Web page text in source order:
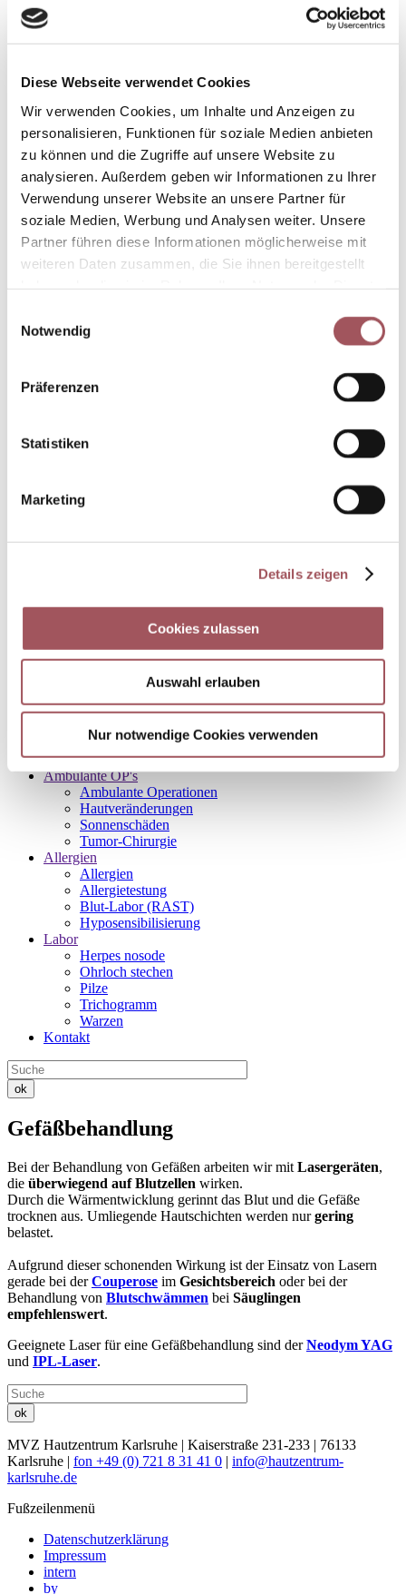
Diese Webseite verwendet Cookies
Wir verwenden Cookies, um Inhalte und Anzeigen zu
personalisieren, Funktionen für soziale Medien anbieten
zu können und die Zugriffe auf unsere Website zu
analysieren. Außerdem geben wir Informationen zu Ihrer
Verwendung unserer Website an unsere Partner für
soziale Medien, Werbung und Analysen weiter. Unsere
Partner führen diese Informationen möglicherweise mit
weiteren Daten zusammen, die Sie ihnen bereitgestellt
Cookies, wenn Sie unsere Webseite weiterhin nutzen.
Notwendig
Präferenzen
Statistiken
Marketing
Details zeigen
Cookies zulassen
Auswahl erlauben
Nur notwendige Cookies verwenden
Gefäßbehandlung
Rote Äderchen
Haarentfernung
Narben
Pigmente
Pigmentbehandlung
Altersflecke
Tätowierungen
LASERTYPEN
CO2-Laser
Rubinlaser
Neodym-YAG Laser
Fett-Weg
Haut
Chloasma
Nevisense-Hautkrebsfrüherkennung
Psoriasis
Vitiligo
Balneophototherapie
Venen
Venenerkrankungen
Besenreiser
Krampfadern
Ambulante OP's
Ambulante Operationen
Hautveränderungen
Sonnenschäden
Tumor-Chirurgie
Allergien
Allergien
Allergietestung
Blut-Labor (RAST)
Hyposensibilisierung
Labor
Herpes nosode
Ohrloch stechen
Pilze
Trichogramm
Warzen
Kontakt
ok
Gefäßbehandlung
Bei der Behandlung von Gefäßen arbeiten wir mit Lasergeräten,
die überwiegend auf Blutzellen wirken.
Durch die Wärmentwicklung gerinnt das Blut und die Gefäße
trocknen aus. Umliegende Hautschichten werden nurgering
belastet.
Aufgrund dieser schonenden Wirkung ist der Einsatz von Lasern
gerade bei derCouperose im Gesichtsbereich oder bei der
Behandlung von Blutschwämmen bei Säuglingen
empfehlenswert.
Geeignete Laser für eine Gefäßbehandlung sind derNeodym YAG
und IPL-Laser.
ok
MVZ Hautzentrum Karlsruhe | Kaiserstraße 231-233 | 76133
Karlsruhe | fon +49 (0) 721 8 31 41 0 | info@hautzentrum-
karlsruhe.de
Fußzeilenmenü
Datenschutzerklärung
Impressum
intern
by